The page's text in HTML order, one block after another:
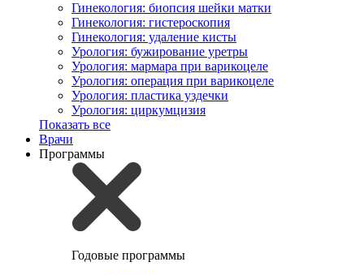
Гинекология: биопсия шейки матки
Гинекология: гистероскопия
Гинекология: удаление кисты
Урология: бужирование уретры
Урология: мармара при варикоцеле
Урология: операция при варикоцеле
Урология: пластика уздечки
Урология: циркумцизия
Показать все
Врачи
Программы
Годовые программы